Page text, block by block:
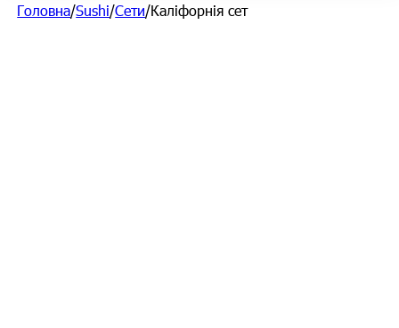
Головна/Sushi/Сети/Каліфорнія сет